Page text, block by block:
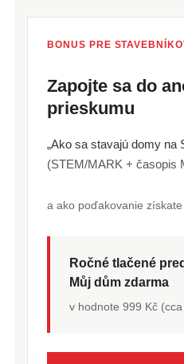
BONUS PRE
Zapojte sa do
prieskumu
„Ako sa stavajú domy na
(STEM/MARK + časopis
a ako poďakovanie získate
Ročné tlačené
Můj dům zdarma
v hodnote 999 Kč